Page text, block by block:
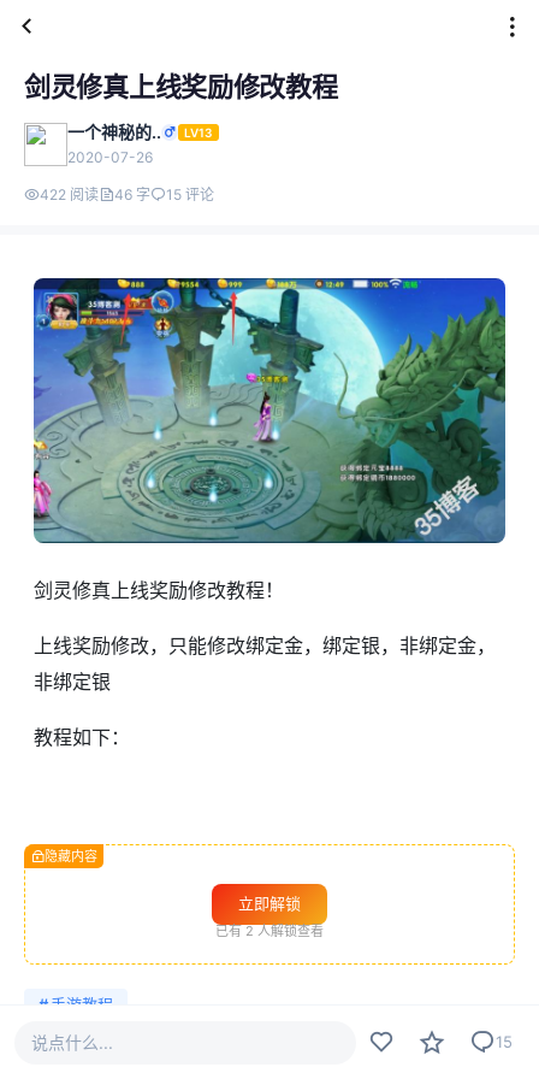
剑灵修真上线奖励修改教程
一个神秘的.. LV13
2020-07-26
422 阅读 46 字 15 评论
剑灵修真上线奖励修改教程！
上线奖励修改，只能修改绑定金，绑定银，非绑定金，
非绑定银
教程如下：
隐藏内容
立即解锁
已有 2 人解锁查看
#手游教程
说点什么... 15